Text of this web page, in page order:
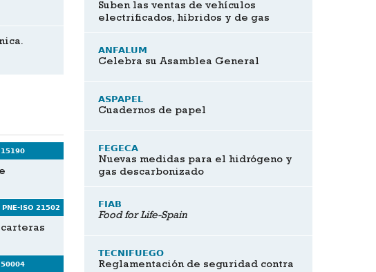
Suben las ventas de vehículos
electrificados, híbridos y de gas
ANFALUM
Celebra su Asamblea General
ASPAPEL
Cuadernos de papel
FEGECA
Nuevas medidas para el hidrógeno y
gas descarbonizado
FIAB
Food for Life-Spain
TECNIFUEGO
Reglamentación de seguridad contra
15190
ISO 21502
50004